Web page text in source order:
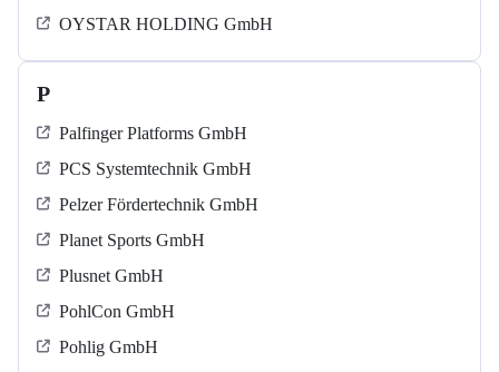
OYSTAR HOLDING GmbH
P
Palfinger Platforms GmbH
PCS Systemtechnik GmbH
Pelzer Fördertechnik GmbH
Planet Sports GmbH
Plusnet GmbH
PohlCon GmbH
Pohlig GmbH